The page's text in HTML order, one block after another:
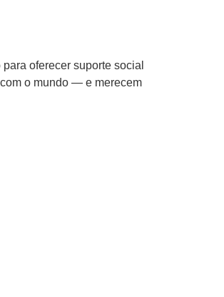
oferecer suporte social
o mundo — e merecem